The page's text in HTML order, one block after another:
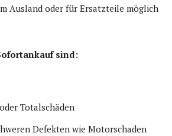
Ausland oder für Ersatzteile möglich
sind:
Totalschäden
Defekten wie Motorschaden